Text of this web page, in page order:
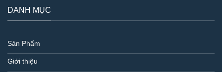
DANH MỤC
Sản Phẩm
Giới thiệu